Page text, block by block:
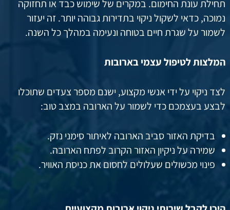
תחילת עונת החימום. במקרים של שימוש כבד או תחזוקה
נמוכה, כדאי לשקול ניקוי בתדירות גבוהה יותר. זה יעזור
לשמור על שגרת חיים בטוחה ונעימה במהלך כל השנה.
המלצות לטיפול עצמי בארובות
לצד ניקוי על ידי אנשי מקצוע, ישנם מספר צעדים שתוכלו
לבצע בעצמכם כדי לשמור על הארובה במצב טוב:
בדיקת האזור סביב הארובה לאיתור סימני נזק.
שמירה על ניקיון האזור הקרוב לפתח הארובה.
פינוי מכשולים שעלולים לחסום את כניסת האוויר.